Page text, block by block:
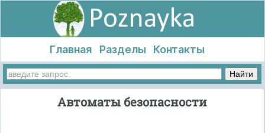
Главная Разделы Контакты
Автоматы безопасности